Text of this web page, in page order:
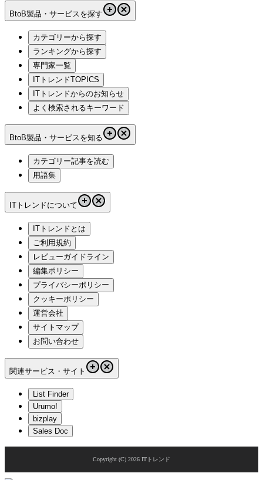
BtoB製品・サービスを探す
カテゴリーから探す
ランキングから探す
専門家一覧
ITトレンドTOPICS
ITトレンドからのお知らせ
よく検索されるキーワード
BtoB製品・サービスを知る
カテゴリー記事を読む
用語集
ITトレンドについて
ITトレンドとは
ご利用規約
レビューガイドライン
編集ポリシー
プライバシーポリシー
クッキーポリシー
運営会社
サイトマップ
お問い合わせ
関連サービス・サイト
List Finder
Urumo!
bizplay
Sales Doc
Copyright (C) 2026 ITトレンド